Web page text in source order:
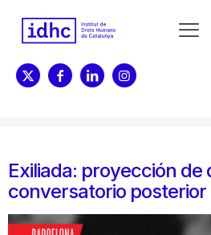
Exiliada: proyección
conversatorio posterior